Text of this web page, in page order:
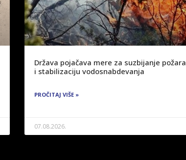
Država pojačava mere za suzbijanje požara
i stabilizaciju vodosnabdevanja
PROČITAJ VIŠE »
07.08.2026.